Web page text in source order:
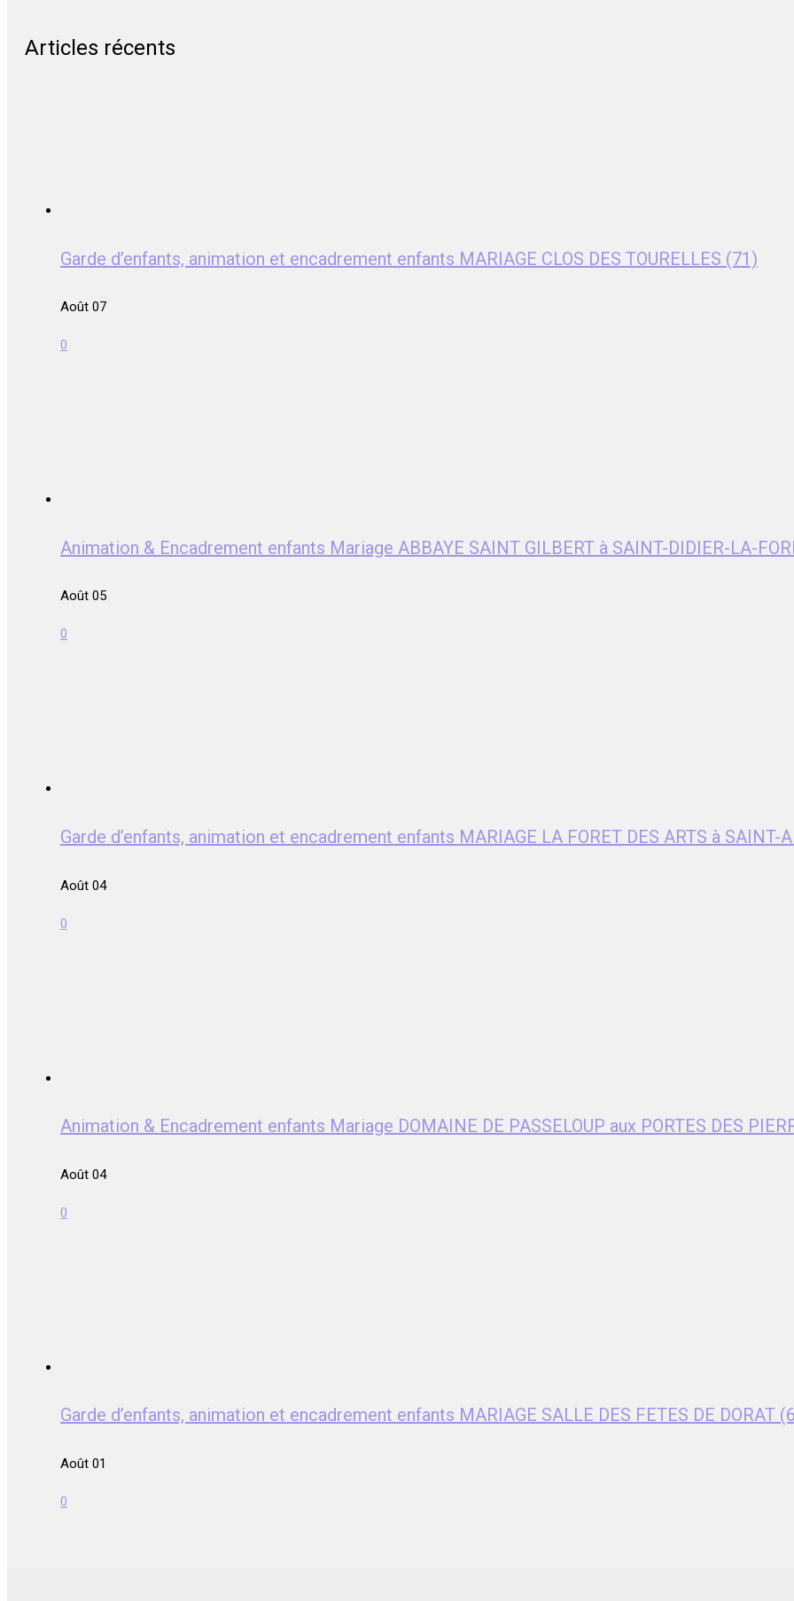
Articles récents
Garde d’enfants, animation et encadrement enfants MARIAGE CLOS DES TOURELLES (71)
Août 07
0
Animation & Encadrement enfants Mariage ABBAYE SAINT GILBERT à SAINT-DIDIER-LA-
Août 05
0
Garde d’enfants, animation et encadrement enfants MARIAGE LA FORET DES ARTS à SAINT-
Août 04
0
Animation & Encadrement enfants Mariage DOMAINE DE PASSELOUP aux PORTES DES
Août 04
0
Garde d’enfants, animation et encadrement enfants MARIAGE SALLE DES FETES DE DORAT
Août 01
0